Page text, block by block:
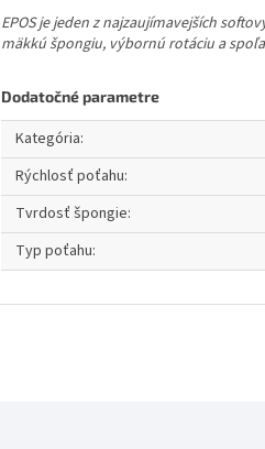
EPOS je jeden z najzaujímavejších
mäkkú špongiu, výbornú rotáciu a
Dodatočné parametre
Kategória:
Rýchlosť poťahu:
Tvrdosť špongie:
Typ poťahu: